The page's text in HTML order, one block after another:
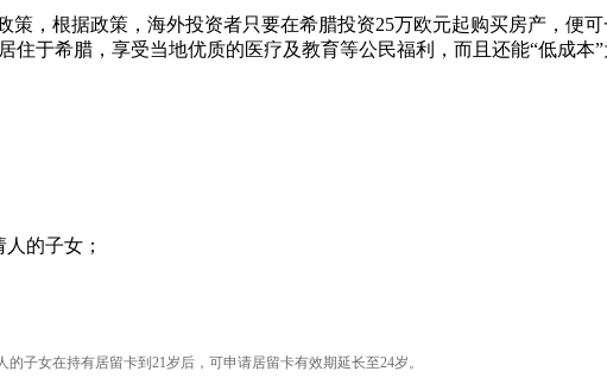
策，根据政策，海外投资者只要在希腊投资25万欧元起购买房产，便
于希腊，享受当地优质的医疗及教育等公民福利，而且还能“低成本”
的子女；
子女在持有居留卡到21岁后，可申请居留卡有效期延长至24岁。